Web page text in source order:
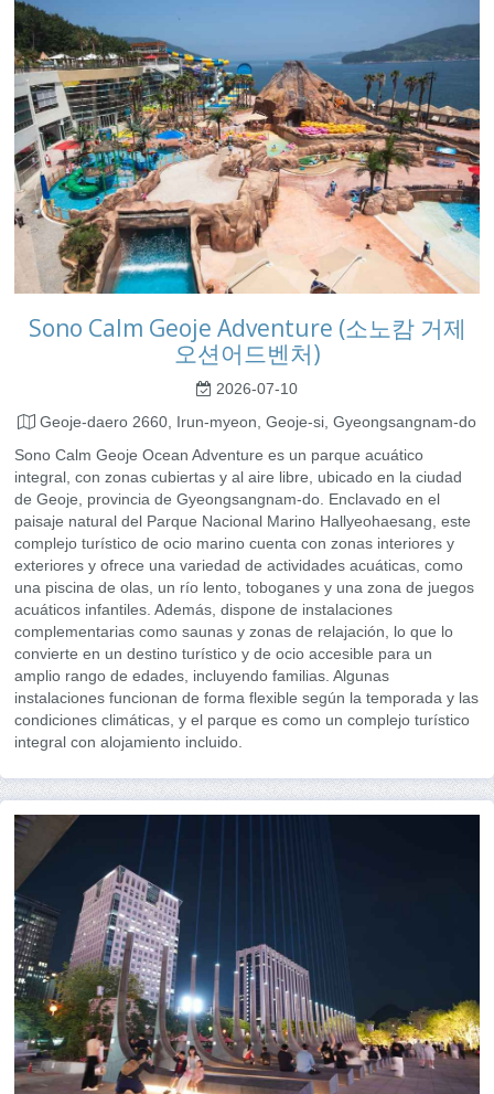
Sono Calm Geoje Adventure (소노캄 거제
오션어드벤처)
2026-07-10
Geoje-daero 2660, Irun-myeon, Geoje-si, Gyeongsangnam-do
Sono Calm Geoje Ocean Adventure es un parque acuático
integral, con zonas cubiertas y al aire libre, ubicado en la ciudad
de Geoje, provincia de Gyeongsangnam-do. Enclavado en el
paisaje natural del Parque Nacional Marino Hallyeohaesang, este
complejo turístico de ocio marino cuenta con zonas interiores y
exteriores y ofrece una variedad de actividades acuáticas, como
una piscina de olas, un río lento, toboganes y una zona de juegos
acuáticos infantiles. Además, dispone de instalaciones
complementarias como saunas y zonas de relajación, lo que lo
convierte en un destino turístico y de ocio accesible para un
amplio rango de edades, incluyendo familias. Algunas
instalaciones funcionan de forma flexible según la temporada y las
condiciones climáticas, y el parque es como un complejo turístico
integral con alojamiento incluido.